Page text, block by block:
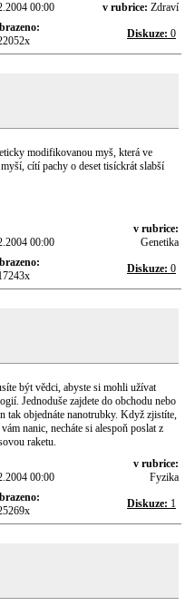
00:00 v rubrice: Zdraví
Diskuze: 0
modifikovanou myš, která ve
cítí pachy o deset tisíckrát slabší
00:00
v rubrice:
Genetika
Diskuze: 0
být vědci, abyste si mohli užívat
Jednoduše zajdete do obchodu nebo
tak objednáte nanotrubky. Když zjistíte,
nanic, necháte si alespoň poslat z
raketu.
00:00
v rubrice:
Fyzika
Diskuze: 1